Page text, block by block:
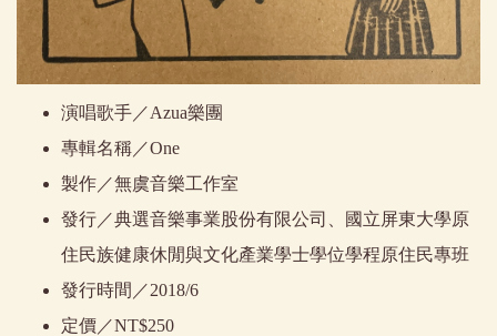
演唱歌手／Azua樂團
專輯名稱／One
製作／無虞音樂工作室
發行／典選音樂事業股份有限公司、國立屏東大學原
住民族健康休閒與文化產業學士學位學程原住民專班
發行時間／2018/6
定價／NT$250